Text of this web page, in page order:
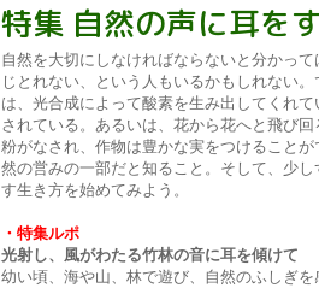
特集 自然の声に耳を
自然を大切にしなければならないと分かっ
じとれない、という人もいるかもしれない
は、光合成によって酸素を生み出してくれ
されている。あるいは、花から花へと飛び
粉がなされ、作物は豊かな実をつけること
然の営みの一部だと知ること。そして、少
す生き方を始めてみよう。
・特集ルポ
光射し、風がわたる竹林の音に耳を傾けて
幼い頃、海や山、林で遊び、自然のふしぎ